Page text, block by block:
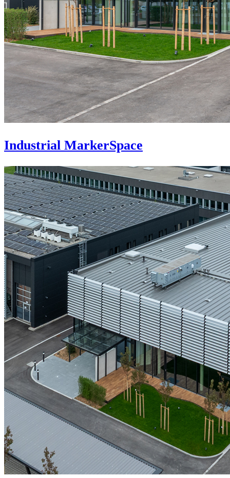
Industrial MarkerSpace